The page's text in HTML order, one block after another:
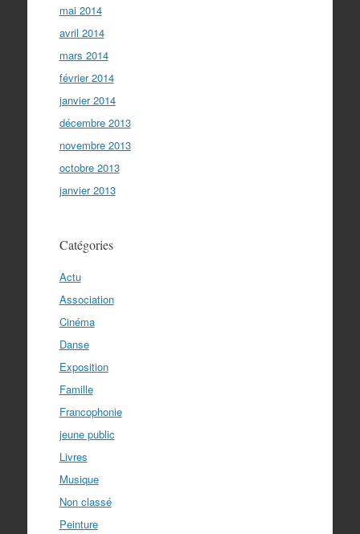
mai 2014
avril 2014
mars 2014
février 2014
janvier 2014
décembre 2013
novembre 2013
octobre 2013
janvier 2013
Catégories
Actu
Association
Cinéma
Danse
Exposition
Famille
Francophonie
jeune public
Livres
Musique
Non classé
Peinture